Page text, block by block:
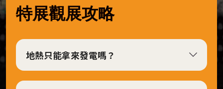
6
展
地
點：
特展觀展攻略
地熱只能拿來發電嗎？